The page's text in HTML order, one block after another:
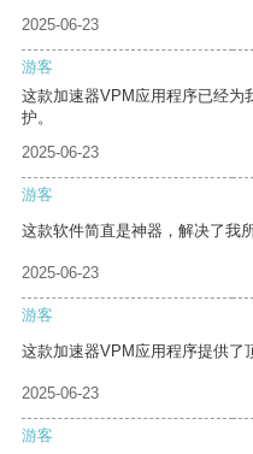
2025-06-23
游客
这款加速器VPM应用程序已经为
护。
2025-06-23
游客
这款软件简直是神器，解决了我
2025-06-23
游客
这款加速器VPM应用程序提供了
2025-06-23
游客